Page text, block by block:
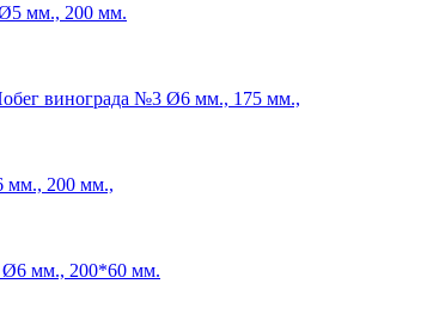
мм., 200 мм.
винограда №3 Ø6 мм., 175 мм.,
мм., 200 мм.,
Ø6 мм., 200*60 мм.